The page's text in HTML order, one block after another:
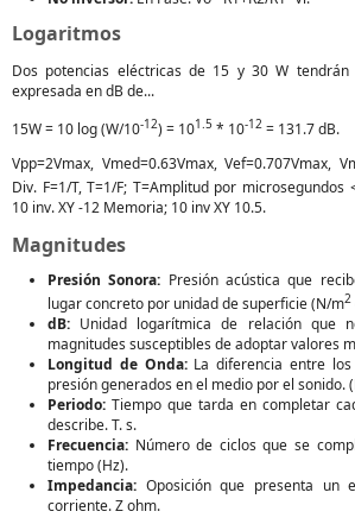
Logaritmos
Dos potencias eléctricas de 15 y 30 W
expresada en dB de...
15W = 10 log (W/10-12) = 101.5 * 10-12 = 131.7 dB.
Vpp=2Vmax, Vmed=0.63Vmax, Vef=0.707Vmax,
Div. F=1/T, T=1/F; T=Amplitud por microsegundos
10 inv. XY -12 Memoria; 10 inv XY 10.5.
Magnitudes
Presión Sonora: Presión acústica que
lugar concreto por unidad de superficie (N/m2
dB: Unidad logarítmica de relación que
magnitudes susceptibles de adoptar valores
Longitud de Onda:La diferencia entre
presión generados en el medio por el sonido.
Periodo: Tiempo que tarda en completar
describe. T. s.
Frecuencia: Número de ciclos que se
tiempo (Hz).
Impedancia: Oposición que presenta un
corriente. Z ohm.